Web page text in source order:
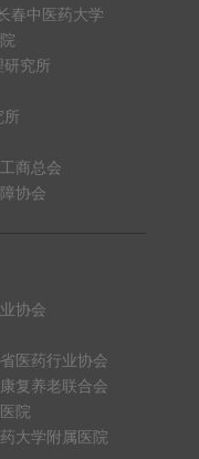
春中医药大学
研究所
所
商总会
协会
协会
医药行业协会
复养老联合会
院
大学附属医院